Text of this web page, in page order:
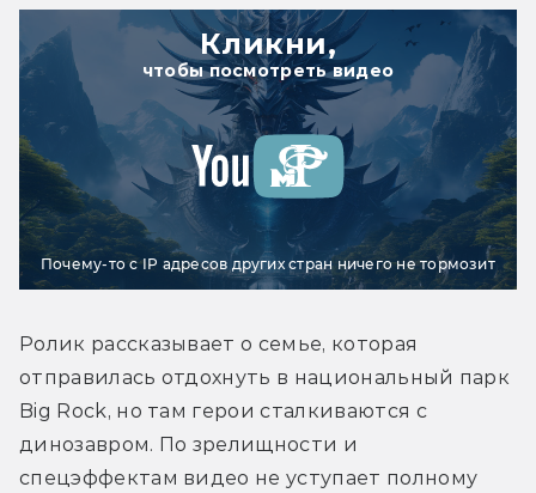
Кликни,
чтобы посмотреть видео
Почему-то с IP адресов других стран ничего не тормозит
Ролик рассказывает о семье, которая
отправилась отдохнуть в национальный парк
Big Rock, но там герои сталкиваются с
динозавром. По зрелищности и
спецэффектам видео не уступает полному